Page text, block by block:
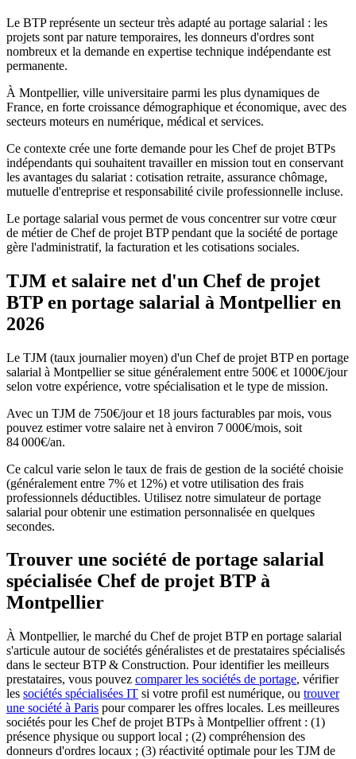
Le BTP représente un secteur très adapté au portage salarial : les
projets sont par nature temporaires, les donneurs d'ordres sont
nombreux et la demande en expertise technique indépendante est
permanente.
À Montpellier, ville universitaire parmi les plus dynamiques de
France, en forte croissance démographique et économique, avec des
secteurs moteurs en numérique, médical et services.
Ce contexte crée une forte demande pour les Chef de projet BTPs
indépendants qui souhaitent travailler en mission tout en conservant
les avantages du salariat : cotisation retraite, assurance chômage,
mutuelle d'entreprise et responsabilité civile professionnelle incluse.
Le portage salarial vous permet de vous concentrer sur votre cœur
de métier de Chef de projet BTP pendant que la société de portage
gère l'administratif, la facturation et les cotisations sociales.
TJM et salaire net d'un Chef de projet
BTP en portage salarial à Montpellier en
2026
Le TJM (taux journalier moyen) d'un Chef de projet BTP en portage
salarial à Montpellier se situe généralement entre 500€ et 1000€/jour
selon votre expérience, votre spécialisation et le type de mission.
Avec un TJM de 750€/jour et 18 jours facturables par mois, vous
pouvez estimer votre salaire net à environ 7 000€/mois, soit
84 000€/an.
Ce calcul varie selon le taux de frais de gestion de la société choisie
(généralement entre 7% et 12%) et votre utilisation des frais
professionnels déductibles. Utilisez notre simulateur de portage
salarial pour obtenir une estimation personnalisée en quelques
secondes.
Trouver une société de portage salarial
spécialisée Chef de projet BTP à
Montpellier
À Montpellier, le marché du Chef de projet BTP en portage salarial
s'articule autour de sociétés généralistes et de prestataires spécialisés
dans le secteur BTP & Construction. Pour identifier les meilleurs
prestataires, vous pouvez comparer les sociétés de portage, vérifier
les sociétés spécialisées IT si votre profil est numérique, ou trouver
une société à Paris pour comparer les offres locales. Les meilleures
sociétés pour les Chef de projet BTPs à Montpellier offrent : (1)
présence physique ou support local ; (2) compréhension des
donneurs d'ordres locaux ; (3) réactivité optimale pour les TJM de